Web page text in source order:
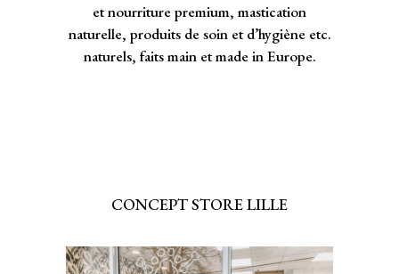
et nourriture premium, mastication
naturelle, produits de soin et d’hygiène etc.
naturels, faits main et made in Europe.
CONCEPT STORE LILLE